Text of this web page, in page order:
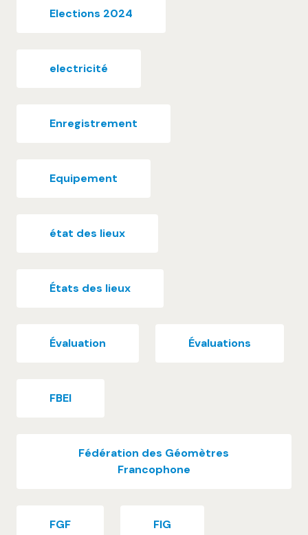
Elections 2024
electricité
Enregistrement
Equipement
état des lieux
États des lieux
Évaluation Évaluations
FBEI
Fédération des Géomètres
Francophone
FGF FIG